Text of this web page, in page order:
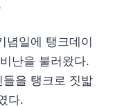
념일에 탱크데이
난을 불러왔다.
을 탱크로 짓밟
다.